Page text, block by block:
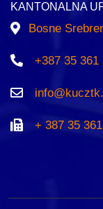
KANTONALNA
Bosne
+387 35 361
+ 387 35